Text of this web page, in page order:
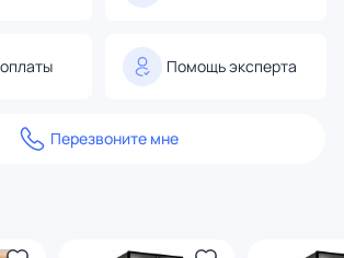
Помощь эксперта
Перезвоните мне